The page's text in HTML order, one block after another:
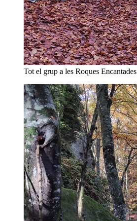
Tot el grup a les Roques Encantades